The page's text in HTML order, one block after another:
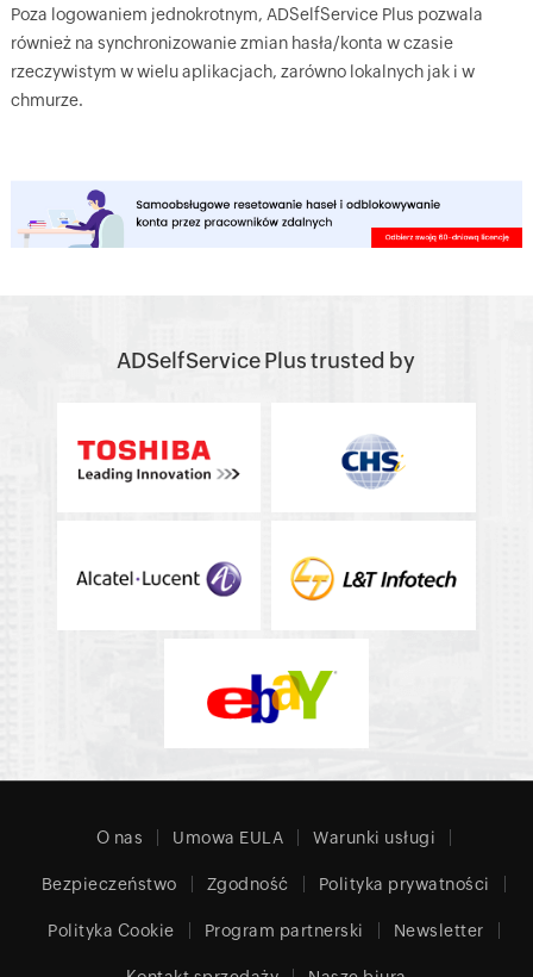
Poza logowaniem jednokrotnym, ADSelfService Plus pozwala
również na synchronizowanie zmian hasła/konta w czasie
rzeczywistym w wielu aplikacjach, zarówno lokalnych jak i w
chmurze.
ADSelfService Plus trusted by
O nas Umowa EULA Warunki usługi
Bezpieczeństwo Zgodność Polityka prywatności
Polityka Cookie Program partnerski Newsletter